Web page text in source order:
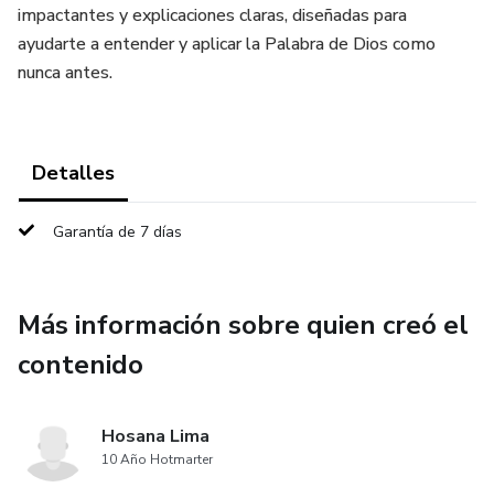
impactantes y explicaciones claras, diseñadas para
ayudarte a entender y aplicar la Palabra de Dios como
nunca antes.
Detalles
Garantía de 7 días
Más información sobre quien creó el
contenido
Hosana Lima
10 Año Hotmarter